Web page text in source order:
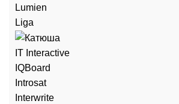
Lumien
Liga
IT Interactive
IQBoard
Introsat
Interwrite